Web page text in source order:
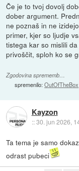
Če je to tvoj dovolj
dober argument.
ne poznaš in ne
primer, kjer so ljudje
tistega kar so mislili
privoščit, sploh ko se
Zgodovina sprememb…
spremenilo:OutOfTheBox
Kayzon
::30. jun 2026,
Ta tema je samo
odrast pubeci